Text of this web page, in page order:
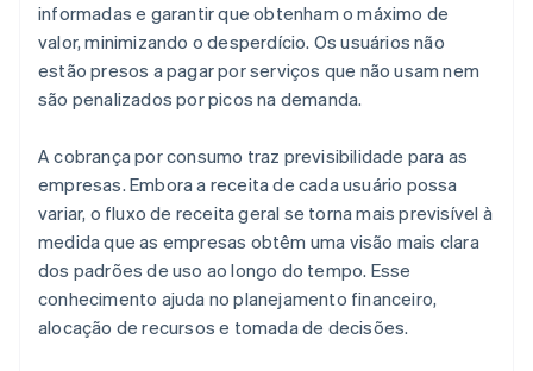
informadas e garantir que obtenham o máximo de
valor, minimizando o desperdício. Os usuários não
estão presos a pagar por serviços que não usam nem
são penalizados por picos na demanda.
A cobrança por consumo traz previsibilidade para as
empresas. Embora a receita de cada usuário possa
variar, o fluxo de receita geral se torna mais previsível à
medida que as empresas obtêm uma visão mais clara
dos padrões de uso ao longo do tempo. Esse
conhecimento ajuda no planejamento financeiro,
alocação de recursos e tomada de decisões.